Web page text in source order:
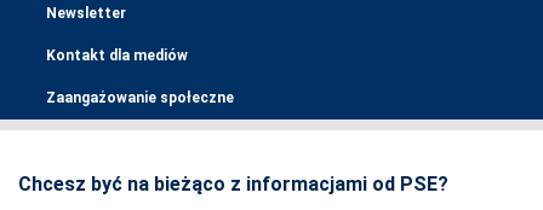
Newsletter
Kontakt dla mediów
Zaangażowanie społeczne
Chcesz być na bieżąco z informacjami od PSE?